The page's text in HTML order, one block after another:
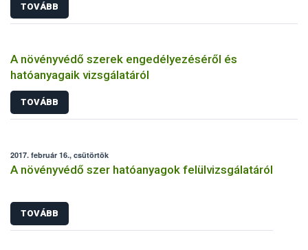
TOVÁBB
A növényvédő szerek engedélyezéséről és
hatóanyagaik vizsgálatáról
TOVÁBB
2017. február 16., csütörtök
A növényvédő szer hatóanyagok felülvizsgálatáról
TOVÁBB